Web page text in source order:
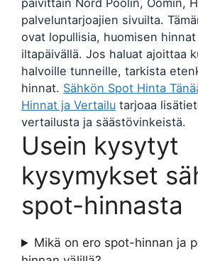
päivittäin Nord Poolin, Oomin,
palveluntarjoajien sivuilta.
ovat lopullisia, huomisen
iltapäivällä. Jos haluat ajoittaa
halvoille tunneille, tarkista
hinnat. Sähkön Spot Hinta
Hinnat ja Vertailu tarjoaa
vertailusta ja säästövinkeistä.
Usein kysytyt
kysymykset
spot-hinnasta
Mikä on ero spot-hinnan ja